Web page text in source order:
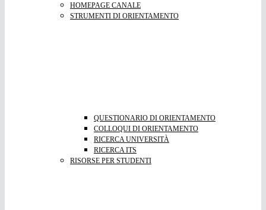
HOMEPAGE CANALE
STRUMENTI DI ORIENTAMENTO
QUESTIONARIO DI ORIENTAMENTO
COLLOQUI DI ORIENTAMENTO
RICERCA UNIVERSITÀ
RICERCA ITS
RISORSE PER STUDENTI